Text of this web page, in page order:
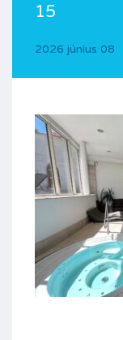
15
2026 június 08